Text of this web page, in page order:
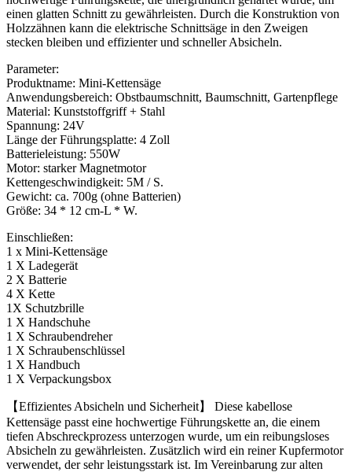
einen glatten Schnitt zu gewährleisten. Durch die Konstruktion von
Holzzähnen kann die elektrische Schnittsäge in den Zweigen
stecken bleiben und effizienter und schneller Absicheln.
Parameter:
Produktname: Mini-Kettensäge
Anwendungsbereich: Obstbaumschnitt, Baumschnitt, Gartenpflege
Material: Kunststoffgriff + Stahl
Spannung: 24V
Länge der Führungsplatte: 4 Zoll
Batterieleistung: 550W
Motor: starker Magnetmotor
Kettengeschwindigkeit: 5M / S.
Gewicht: ca. 700g (ohne Batterien)
Größe: 34 * 12 cm-L * W.
Einschließen:
1 x Mini-Kettensäge
1 X Ladegerät
2 X Batterie
4 X Kette
1X Schutzbrille
1 X Handschuhe
1 X Schraubendreher
1 X Schraubenschlüssel
1 X Handbuch
1 X Verpackungsbox
【Effizientes Absicheln und Sicherheit】 Diese kabellose
Kettensäge passt eine hochwertige Führungskette an, die einem
tiefen Abschreckprozess unterzogen wurde, um ein reibungsloses
Absicheln zu gewährleisten. Zusätzlich wird ein reiner Kupfermotor
verwendet, der sehr leistungsstark ist. Im Vereinbarung zur alten